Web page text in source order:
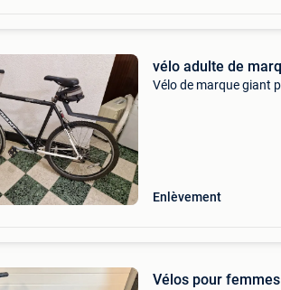
vélo adulte de
Vélo de marque giant
Enlèvement
Vélos pour femmes